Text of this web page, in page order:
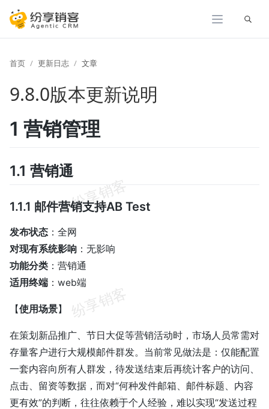
展开
首页 更新日志 文章
9.8.0版本更新说明
1 营销管理
1.1 营销通
1.1.1 邮件营销支持AB Test
发布状态 ：全网
对现有系统影响 ：无影响
功能分类 ：营销通
适用终端 ：web端
【使用场景】
在策划新品推广、节日大促等营销活动时，市场人员常需对
存量客户进行大规模邮件群发。当前常见做法是：仅能配置
一套内容向所有人群发，待发送结束后再统计客户的访问、
点击、留资等数据，而对“何种发件邮箱、邮件标题、内容
更有效”的判断，往往依赖于个人经验，难以实现“发送过程